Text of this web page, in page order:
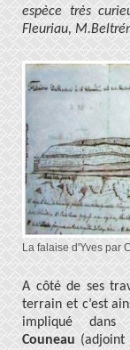
espèce très
Fleuriau,
La falaise d'Yves par
A côté de ses
terrain et c’est
impliqué
Couneau(adjoint